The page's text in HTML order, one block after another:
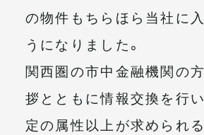
の物件もちらほら当社に
うになりました。
関西圏の市中金融機関の
拶とともに情報交換を行
定の属性以上が求められ